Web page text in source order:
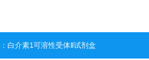
白介素1可溶性受体Ⅱ试剂盒​